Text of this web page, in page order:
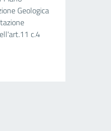
Geologica
c.4